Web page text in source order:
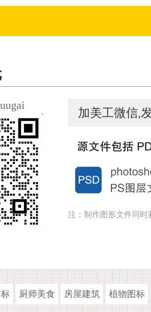
加美工微信,
注：制作图形文件同时
厨师美食 房屋建筑 植物图标